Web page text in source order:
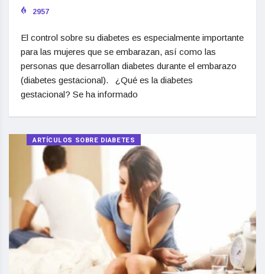
2957
El control sobre su diabetes es especialmente importante
para las mujeres que se embarazan, así como las
personas que desarrollan diabetes durante el embarazo
(diabetes gestacional). ¿Qué es la diabetes
gestacional? Se ha informado
ARTÍCULOS SOBRE DIABETES